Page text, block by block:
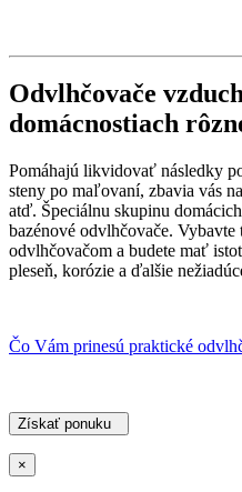
Odvlhčovače
domácnostiach
Pomáhajú likvidovať následky
steny po maľovaní, zbavia vás
atď. Špeciálnu skupinu
bazénové odvlhčovače.
odvlhčovačom a budete mať
pleseň, korózie a ďalšie
Čo Vám prinesú praktické
Získať ponuku
×